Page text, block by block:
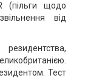
(пільги щодо
від
Тест